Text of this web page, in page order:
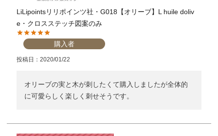
LiLipointsリリポインツ社・G018【オリーブ】L huile doliv
e・クロスステッチ図案のみ
購入者
投稿日 2020/01/22
オリーブの実と木が刺したくて購入しましたが全体的
に可愛らしく楽しく刺せそうです。